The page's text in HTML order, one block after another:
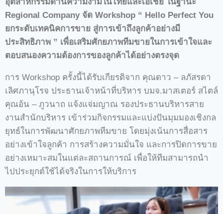
Regional Company จัด Workshop “ Hello Perfect You
ยกระดับเทคนิคการขาย สู่การเข้าถึงลูกค้าอย่างมี
ประสิทธิภาพ ” เพื่อเสริมศักยภาพทีมขายในการเข้าใจและ
ตอบสนองความต้องการของลูกค้าได้อย่างตรงจุด
การ Workshop ครั้งนี้ได้รับเกียรติจาก คุณดาว – ลภัสรดา
เลิศภานุโรจ ประธานเจ้าหน้าที่บริหาร บมจ.มาสเตอร์ สไตล์
คุณอ้น – ภูวนาถ แจ้งแจ่มญาณ รองประธานบริหารสาย
งานสำนักบริหาร เข้าร่วมกิจกรรมและแบ่งปันมุมมองเชิงกล
ยุทธ์ในการพัฒนาศักยภาพทีมขาย โดยมุ่งเน้นการสื่อสาร
อย่างเข้าใจลูกค้า การสร้างความมั่นใจ และการปิดการขาย
อย่างเหมาะสมในแต่ละสถานการณ์ เพื่อให้ทีมสามารถนำ
ไปประยุกต์ใช้ได้จริงในการให้บริการ